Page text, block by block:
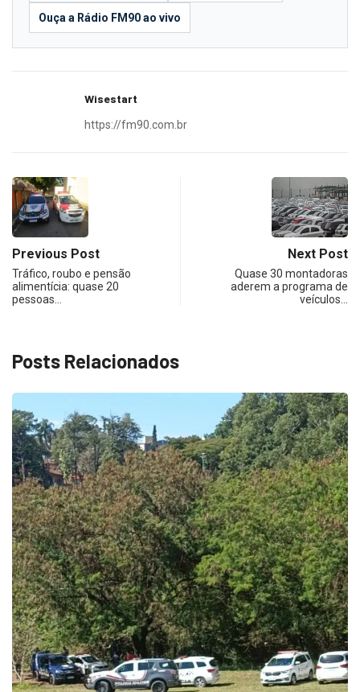
Ouça a Rádio FM90 ao vivo
Wisestart
https://fm90.com.br
Previous Post
Tráfico, roubo e pensão
alimentícia: quase 20
pessoas…
Next Post
Quase 30 montadoras
aderem a programa de
veículos…
Posts Relacionados
ECONOMIA
Queda dos empregos formais em Itu reflete...
agosto 6, 2026